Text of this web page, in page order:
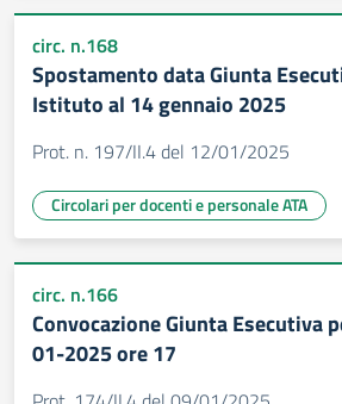
circ. n.168
Spostamento data Giunta
Istituto al 14 gennaio 2025
Prot. n. 197/II.4 del 12/01/2025
Circolari per docenti e personale ATA
circ. n.166
Convocazione Giunta Esecutiva
01-2025 ore 17